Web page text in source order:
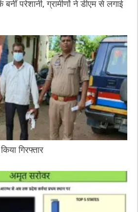
परेशानी, ग्रामीणों ने डीएम से लगाई
गिरफ्तार